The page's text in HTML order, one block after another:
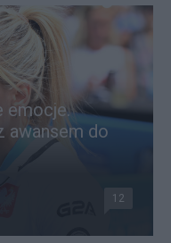
emocje.
awansem do
12